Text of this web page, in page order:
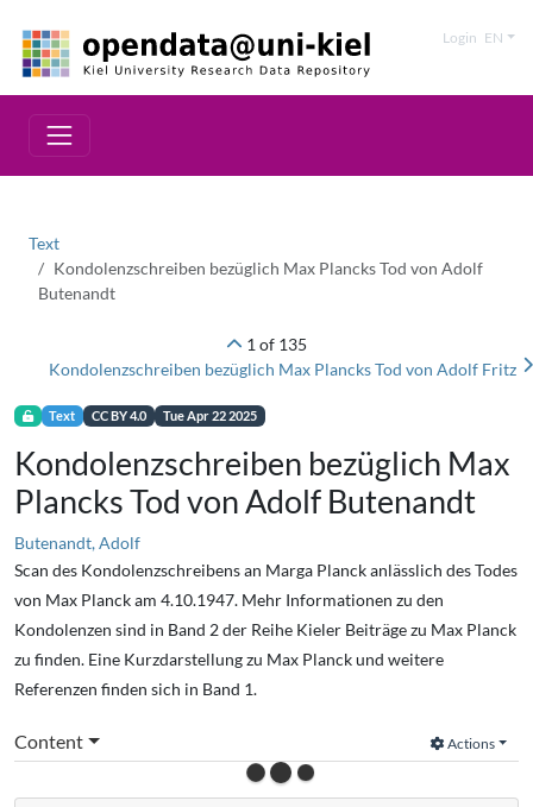
Login EN
Text
Kondolenzschreiben bezüglich Max Plancks Tod von Adolf
Butenandt
1 of 135
Kondolenzschreiben bezüglich Max Plancks Tod von Adolf Fritz
Text CC BY 4.0 Tue Apr 22 2025
Kondolenzschreiben bezüglich Max
Plancks Tod von Adolf Butenandt
Butenandt, Adolf
Scan des Kondolenzschreibens an Marga Planck anlässlich des Todes
von Max Planck am 4.10.1947. Mehr Informationen zu den
Kondolenzen sind in Band 2 der Reihe Kieler Beiträge zu Max Planck
zu finden. Eine Kurzdarstellung zu Max Planck und weitere
Referenzen finden sich in Band 1.
Content Actions